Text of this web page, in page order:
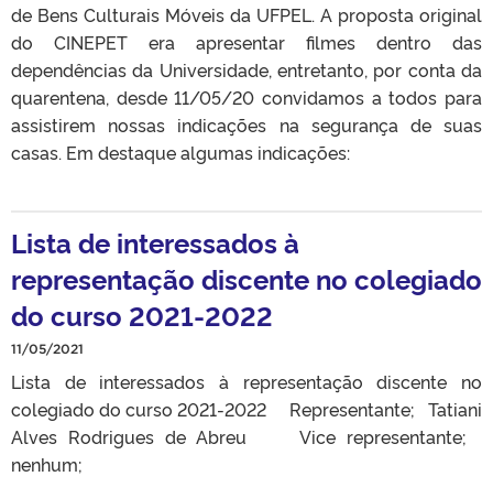
de Bens Culturais Móveis da UFPEL. A proposta original
do CINEPET era apresentar filmes dentro das
dependências da Universidade, entretanto, por conta da
quarentena, desde 11/05/20 convidamos a todos para
assistirem nossas indicações na segurança de suas
casas. Em destaque algumas indicações:
Lista de interessados à
representação discente no colegiado
do curso 2021-2022
11/05/2021
Lista de interessados à representação discente no
colegiado do curso 2021-2022 Representante; Tatiani
Alves Rodrigues de Abreu Vice representante;
nenhum;